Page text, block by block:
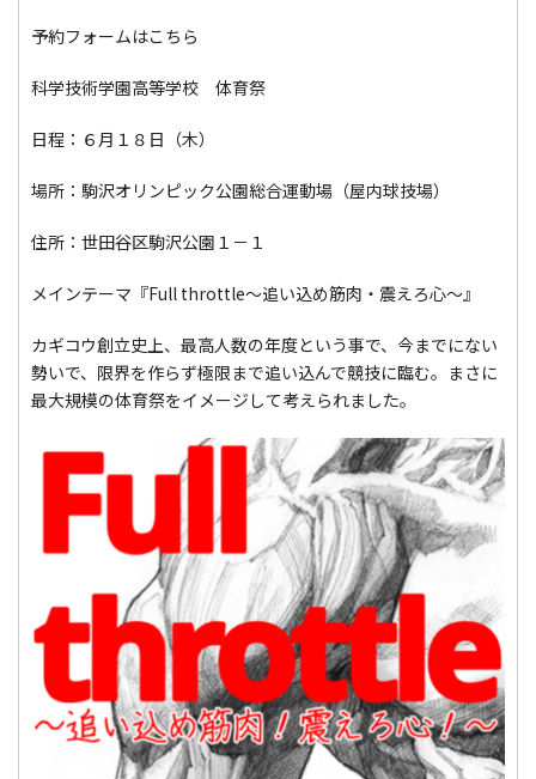
予約フォームはこちら
科学技術学園高等学校 体育祭
日程：６月１８日（木）
場所：駒沢オリンピック公園総合運動場（屋内球技場）
住所：世田谷区駒沢公園１－１
メインテーマ『Full throttle～追い込め筋肉・震えろ心～』
カギコウ創立史上、最高人数の年度という事で、今までにない
勢いで、限界を作らず極限まで追い込んで競技に臨む。まさに
最大規模の体育祭をイメージして考えられました。